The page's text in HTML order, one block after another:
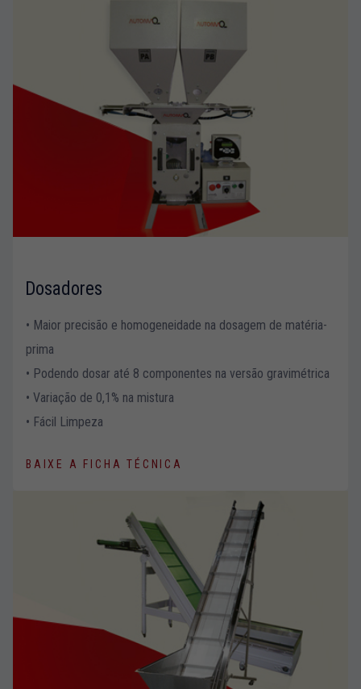
Dosadores
• Maior precisão e homogeneidade na dosagem de matéria-
prima
• Podendo dosar até 8 componentes na versão gravimétrica
• Variação de 0,1% na mistura
• Fácil Limpeza
BAIXE A FICHA TÉCNICA